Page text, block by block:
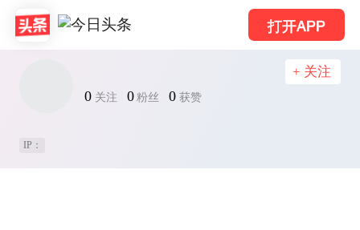
打开APP
0 关注 0 粉丝 0 获赞
+ 关注
IP：